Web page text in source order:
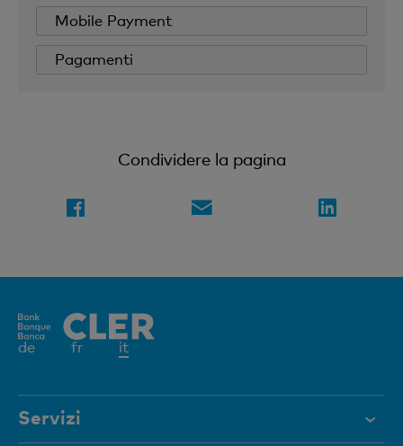
Mobile Payment
Pagamenti
Condividere la pagina
de fr itElemento
Servizi